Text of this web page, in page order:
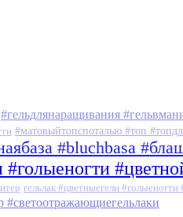
#гельдлянаращивания
#матовыйтопспоталью #топ
#bluchbasa
#голыеногти
гельлак #цветныегели
#светоотражающиегельлаки